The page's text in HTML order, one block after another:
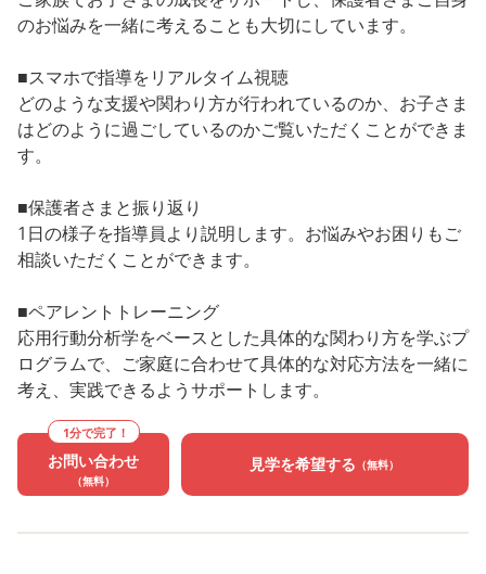
のお悩みを一緒に考えることも大切にしています。
■スマホで指導をリアルタイム視聴
どのような支援や関わり方が行われているのか、お子さま
はどのように過ごしているのかご覧いただくことができま
す。
■保護者さまと振り返り
1日の様子を指導員より説明します。お悩みやお困りもご
相談いただくことができます。
■ペアレントトレーニング
応用行動分析学をベースとした具体的な関わり方を学ぶプ
ログラムで、ご家庭に合わせて具体的な対応方法を一緒に
考え、実践できるようサポートします。
1分で完了！
お問い合わせ
（無料）
見学を希望する （無料）